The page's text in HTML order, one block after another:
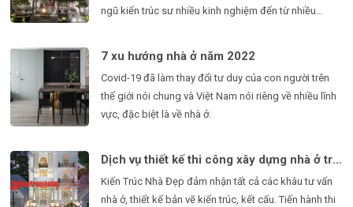
ngũ kiến trúc sư nhiều kinh nghiệm đến từ nhiều
cafe đẹp tại Kiến Trúc Nhà Đẹp.
7 xu hướng nhà ở năm 2022
Covid-19 đã làm thay đổi tư duy của con người trên
thế giới nói chung và Việt Nam nói riêng về nhiều lĩnh
vực, đặc biệt là về nhà ở.
Dịch vụ thiết kế thi công xây dựng nhà ở trọn gói - Kiến Trúc Nhà Đẹp
Kiến Trúc Nhà Đẹp đảm nhận tất cả các khâu tư vấn
nhà ở, thiết kế bản vẽ kiến trúc, kết cấu. Tiến hành thi